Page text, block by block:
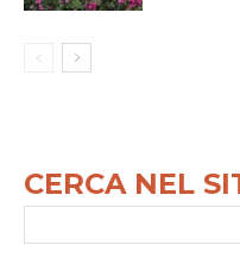
CERCA NEL